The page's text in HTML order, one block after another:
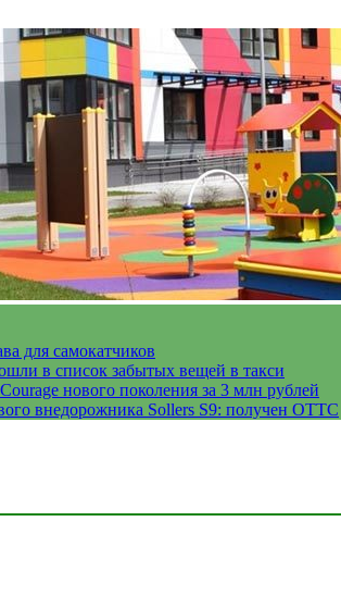
для самокатчиков
в список забытых вещей в такси
нового поколения за 3 млн рублей
внедорожника Sollers S9: получен ОТТС